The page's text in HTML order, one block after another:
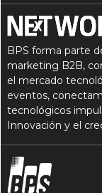
BPS forma parte
marketing B2B,
el mercado
eventos,
tecnológicos
Innovación y el